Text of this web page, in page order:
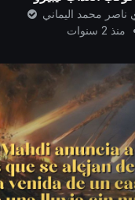
ناصر محمد اليماني
منذ 2 سنوات